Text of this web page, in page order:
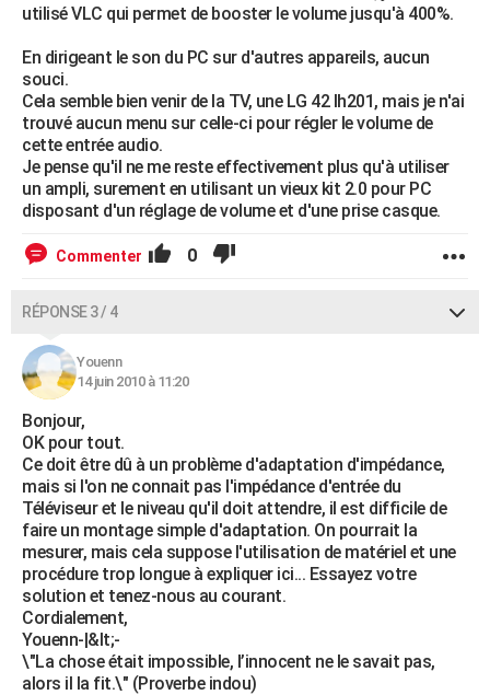
utilisé VLC qui permet de booster le volume jusqu'à 400%.
En dirigeant le son du PC sur d'autres appareils, aucun
souci.
Cela semble bien venir de la TV, une LG 42 lh201, mais je n'ai
trouvé aucun menu sur celle-ci pour régler le volume de
cette entrée audio.
Je pense qu'il ne me reste effectivement plus qu'à utiliser
un ampli, surement en utilisant un vieux kit 2.0 pour PC
disposant d'un réglage de volume et d'une prise casque.
Commenter 0
RÉPONSE 3 / 4
Youenn
14 juin 2010 à 11:20
Bonjour,
OK pour tout.
Ce doit être dû à un problème d'adaptation d'impédance,
mais si l'on ne connait pas l'impédance d'entrée du
Téléviseur et le niveau qu'il doit attendre, il est difficile de
faire un montage simple d'adaptation. On pourrait la
mesurer, mais cela suppose l'utilisation de matériel et une
procédure trop longue à expliquer ici... Essayez votre
solution et tenez-nous au courant.
Cordialement,
Youenn-|&lt;-
\"La chose était impossible, l’innocent ne le savait pas,
alors il la fit.\" (Proverbe indou)